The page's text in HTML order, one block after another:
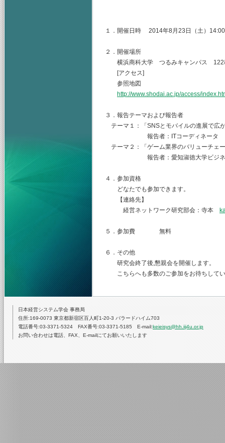
１．開催日時 2014年8月23日（土）
２．開催場所
横浜商科大学 つるみキャンパス 122
[アクセス]
参照地図
http://www.shodai.ac.jp/access/
３．報告テーマおよび報告者
テーマ１：「SNSとモバイルの進展で広
報告者：ITコーディネータ
テーマ２：「ゲーム業界のバリューチェ
報告者：愛知淑徳大学ビジ
４．参加資格
どなたでも参加できます。
【連絡先】
経営ネットワーク研究部会：寺本
５．参加費 無料
６．その他
研究会終了後,懇親会を開催します。
こちらへも多数のご参加をお待ちして
日本経営システム学会 事務局
住所:169-0073 東京都新宿区百人町1-20-3 バラードハイム703
電話番号:03-3371-5324 FAX番号:03-3371-5185 E-mail:keieisys@hh.iij4u.or.jp
お問い合わせは電話、FAX、E-mailにてお願いいたします